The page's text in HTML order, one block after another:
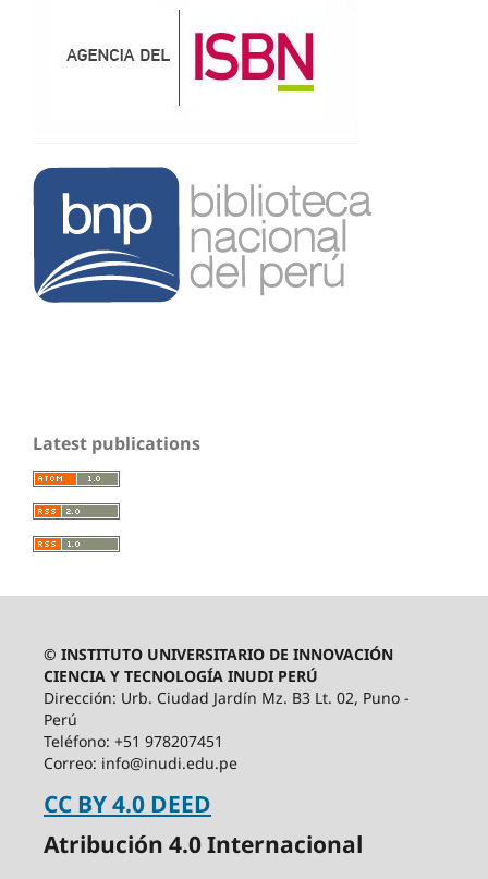
Latest publications
© INSTITUTO UNIVERSITARIO DE INNOVACIÓN
CIENCIA Y TECNOLOGÍA INUDI PERÚ
Dirección: Urb. Ciudad Jardín Mz. B3 Lt. 02, Puno -
Perú
Teléfono: +51 978207451
Correo: info@inudi.edu.pe
CC BY 4.0 DEED
Atribución 4.0 Internacional